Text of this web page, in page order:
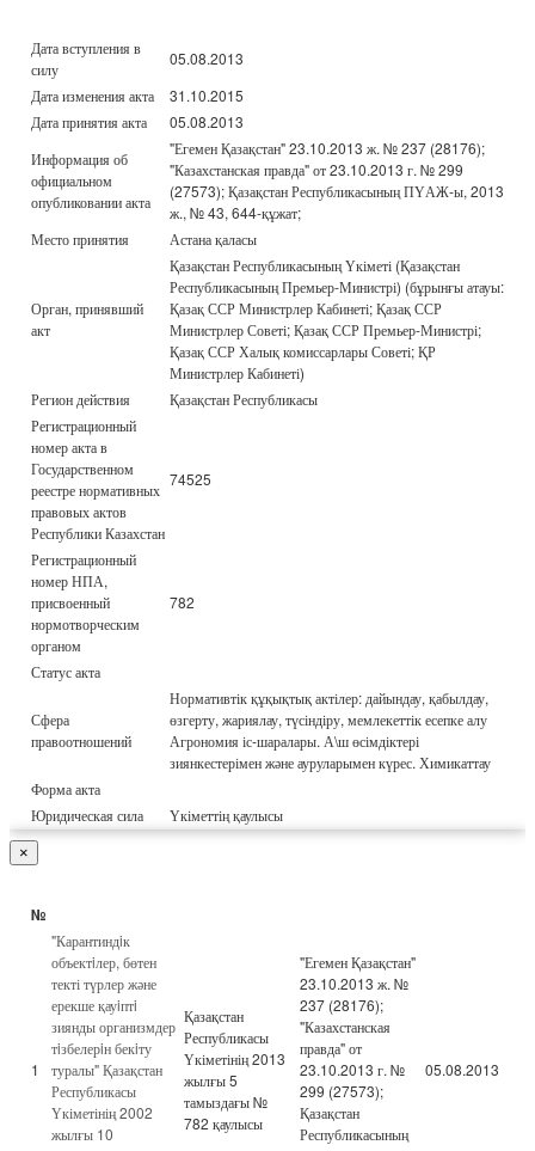
Дата вступления в
силу
05.08.2013
Дата изменения акта
31.10.2015
Дата принятия акта
05.08.2013
Информация об
официальном
опубликовании акта
"Егемен Қазақстан" 23.10.2013 ж. № 237 (28176);
"Казахстанская правда" от 23.10.2013 г. № 299
(27573); Қазақстан Республикасының ПҮАЖ-ы, 2013
ж., № 43, 644-құжат;
Место принятия
Астана қаласы
Орган, принявший
акт
Қазақстан Республикасының Үкіметі (Қазақстан
Республикасының Премьер-Министрі) (бұрынғы атауы:
Қазақ ССР Министрлер Кабинеті; Қазақ ССР
Министрлер Советі; Қазақ ССР Премьер-Министрі;
Қазақ ССР Халық комиссарлары Советі; ҚР
Министрлер Кабинеті)
Регион действия
Қазақстан Республикасы
Регистрационный
номер акта в
Государственном
реестре нормативных
правовых актов
Республики Казахстан
74525
Регистрационный
номер НПА,
присвоенный
нормотворческим
органом
782
Статус акта
Сфера
правоотношений
Нормативтік құқықтық актілер: дайындау, қабылдау,
өзгерту, жариялау, түсіндіру, мемлекеттік есепке алу
Агрономия іс-шаралары. А\ш өсімдіктері
зиянкестерімен және ауруларымен күрес. Химикаттау
Форма акта
Юридическая сила
Үкіметтің қаулысы
×
№
1
"Карантиндiк
объектiлер, бөтен
текті түрлер және
ерекше қауiптi
зиянды организмдер
тiзбелерiн бекiту
туралы" Қазақстан
Республикасы
Үкіметінің 2002
жылғы 10
Қазақстан
Республикасы
Үкіметінің 2013
жылғы 5
тамыздағы №
782 қаулысы
"Егемен Қазақстан"
23.10.2013 ж. №
237 (28176);
"Казахстанская
правда" от
23.10.2013 г. №
299 (27573);
Қазақстан
Республикасының
05.08.2013